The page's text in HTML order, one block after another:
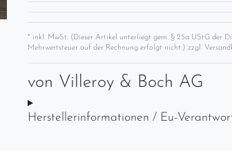
* inkl. MwSt. (Dieser Artikel unterliegt gem. § 25a UStG der
Mehrwertsteuer auf der Rechnung erfolgt nicht.) zzgl.
von Villeroy & Boch AG
Herstellerinformationen / Eu-